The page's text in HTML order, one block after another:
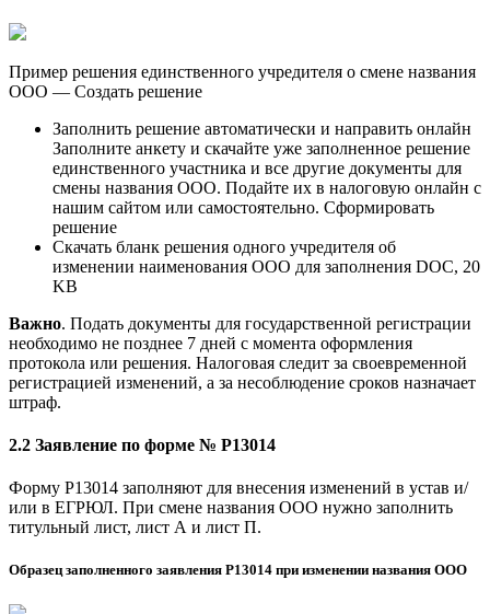
Пример решения единственного учредителя о смене названия
ООО — Создать решение
Заполнить решение автоматически и направить онлайн
Заполните анкету и скачайте уже заполненное решение
единственного участника и все другие документы для
смены названия ООО. Подайте их в налоговую онлайн с
нашим сайтом или самостоятельно. Сформировать
решение
Скачать бланк решения одного учредителя об
изменении наименования ООО для заполнения DOC, 20
KB
Важно. Подать документы для государственной регистрации
необходимо не позднее 7 дней с момента оформления
протокола или решения. Налоговая следит за своевременной
регистрацией изменений, а за несоблюдение сроков назначает
штраф.
2.2 Заявление по форме № Р13014
Форму Р13014 заполняют для внесения изменений в устав и/
или в ЕГРЮЛ. При смене названия ООО нужно заполнить
титульный лист, лист А и лист П.
Образец заполненного заявления Р13014 при изменении названия ООО